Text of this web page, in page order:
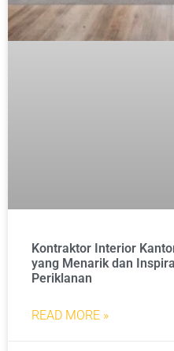
Kontraktor Interior
yang Menarik dan
Periklanan
READ MORE »